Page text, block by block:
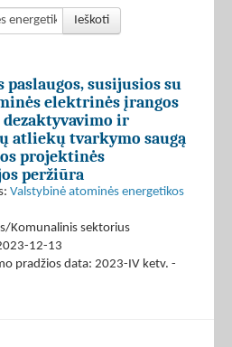
Ieškoti
paslaugos, susijusios su
elektrinės įrangos
ir
atliekų tvarkymo saugą
projektinės
peržiūra
Valstybinė atominės energetikos
Komunalinis sektorius
12-13
pradžios data: 2023-IV ketv. -